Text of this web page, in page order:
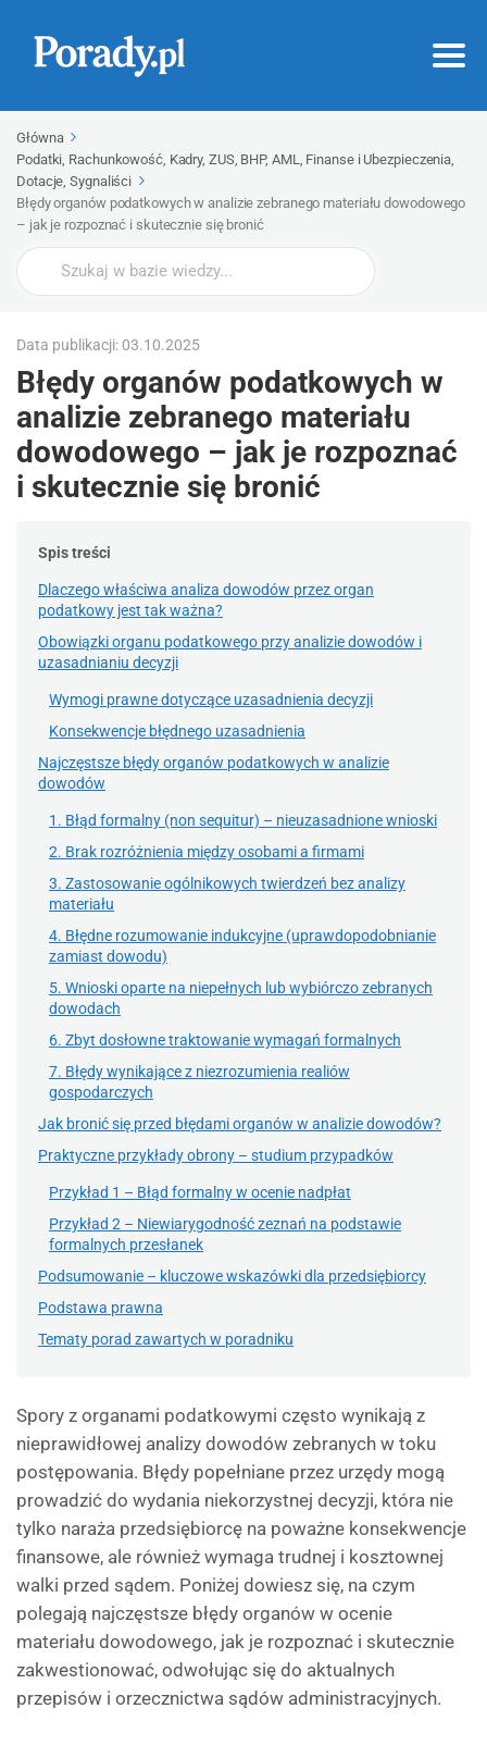
Główna
Podatki, Rachunkowość, Kadry, ZUS, BHP, AML, Finanse i Ubezpieczenia,
Dotacje, Sygnaliści
Błędy organów podatkowych w analizie zebranego materiału dowodowego
– jak je rozpoznać i skutecznie się bronić
Wyszukaj
Data publikacji: 03.10.2025
Błędy organów podatkowych w
analizie zebranego materiału
dowodowego – jak je rozpoznać
i skutecznie się bronić
Spis treści
Dlaczego właściwa analiza dowodów przez organ
podatkowy jest tak ważna?
Obowiązki organu podatkowego przy analizie dowodów i
uzasadnianiu decyzji
Wymogi prawne dotyczące uzasadnienia decyzji
Konsekwencje błędnego uzasadnienia
Najczęstsze błędy organów podatkowych w analizie
dowodów
1. Błąd formalny (non sequitur) – nieuzasadnione wnioski
2. Brak rozróżnienia między osobami a firmami
3. Zastosowanie ogólnikowych twierdzeń bez analizy
materiału
4. Błędne rozumowanie indukcyjne (uprawdopodobnianie
zamiast dowodu)
5. Wnioski oparte na niepełnych lub wybiórczo zebranych
dowodach
6. Zbyt dosłowne traktowanie wymagań formalnych
7. Błędy wynikające z niezrozumienia realiów
gospodarczych
Jak bronić się przed błędami organów w analizie dowodów?
Praktyczne przykłady obrony – studium przypadków
Przykład 1 – Błąd formalny w ocenie nadpłat
Przykład 2 – Niewiarygodność zeznań na podstawie
formalnych przesłanek
Podsumowanie – kluczowe wskazówki dla przedsiębiorcy
Podstawa prawna
Tematy porad zawartych w poradniku
Spory z organami podatkowymi często wynikają z
nieprawidłowej analizy dowodów zebranych w toku
postępowania. Błędy popełniane przez urzędy mogą
prowadzić do wydania niekorzystnej decyzji, która nie
tylko naraża przedsiębiorcę na poważne konsekwencje
finansowe, ale również wymaga trudnej i kosztownej
walki przed sądem. Poniżej dowiesz się, na czym
polegają najczęstsze błędy organów w ocenie
materiału dowodowego, jak je rozpoznać i skutecznie
zakwestionować, odwołując się do aktualnych
przepisów i orzecznictwa sądów administracyjnych.